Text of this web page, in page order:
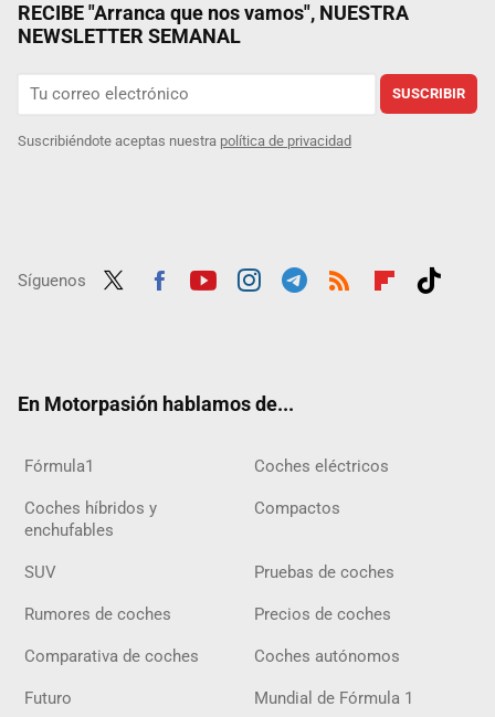
RECIBE "Arranca que nos vamos", NUESTRA
NEWSLETTER SEMANAL
SUSCRIBIR
Suscribiéndote aceptas nuestra política de privacidad
Síguenos
En Motorpasión hablamos de...
Fórmula1 Coches eléctricos
Coches híbridos y
enchufables
Compactos
SUV Pruebas de coches
Rumores de coches Precios de coches
Comparativa de coches Coches autónomos
Futuro Mundial de Fórmula 1